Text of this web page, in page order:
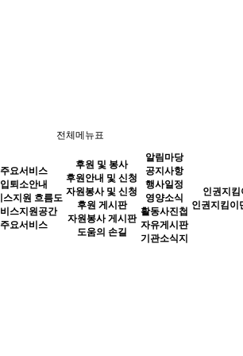
전체메뉴표
주요서비스
입퇴소안내
스지원 흐름도
스지원공간
주요서비스
후원 및 봉사
후원안내 및 신청
자원봉사 및 신청
후원 게시판
자원봉사 게시판
도움의 손길
알림마당
공지사항
행사일정
영양소식
활동사진첩
자유게시판
기관소식지
인권지킴
인권지킴이